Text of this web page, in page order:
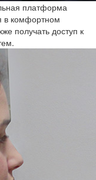
платформа
в комфортном
получать доступ к